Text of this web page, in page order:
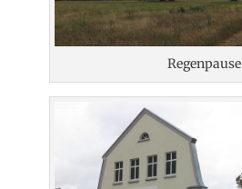
Regenpause